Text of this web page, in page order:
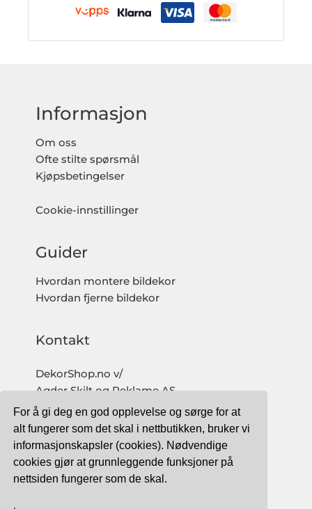
For å gi deg en god opplevelse og sørge for at
alt fungerer som det skal i nettbutikken, bruker vi
informasjonskapsler (cookies). Nødvendige
cookies gjør at grunnleggende funksjoner på
nettsiden fungerer som de skal.
Informasjon
Om oss
Ofte stilte spørsmål
Kjøpsbetingelser
Cookie-innstillinger
Guider
Hvordan montere bildekor
Hvordan fjerne bildekor
Kontakt
DekorShop.no v/
Agder Skilt og Reklame AS
Org. nr: 997 633 016 MVA
salg@dekorshop.no
Tlf: 959 32 123
09.00 - 16.00